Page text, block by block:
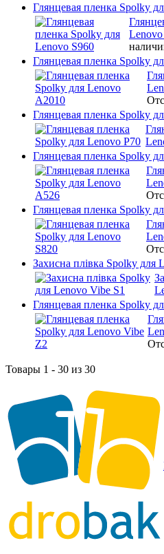
Глянцевая пленка Spolky
Глянцевая пленка Spolky
Глянцевая пленка Spolky
Глянцевая пленка Spolky
Глянцевая пленка Spolky
Захисна плівка Spolky для
Глянцевая пленка Spolky
Товары 1 - 30 из 30